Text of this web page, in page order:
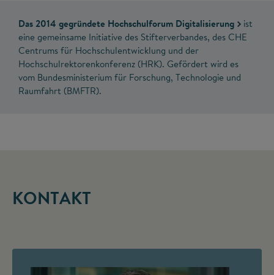
Das 2014 gegründete Hochschulforum Digitalisierung
ist
eine gemeinsame Initiative des Stifterverbandes, des CHE
Centrums für Hochschulentwicklung und der
Hochschulrektorenkonferenz (HRK). Gefördert wird es
vom Bundesministerium für Forschung, Technologie und
Raumfahrt (BMFTR).
KONTAKT